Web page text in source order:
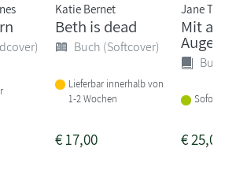
Katie Bernet
Beth is dead
Buch (Softcover)
Lieferbar innerhalb von
1-2 Wochen
€17,00
Jane Tara
Mit
Augen
Buch
Sofort
€25,00